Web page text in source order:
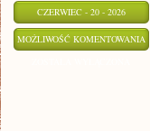
CZERWIEC - 20 - 2026
MOŻLIWOŚĆ KOMENTOWANIA